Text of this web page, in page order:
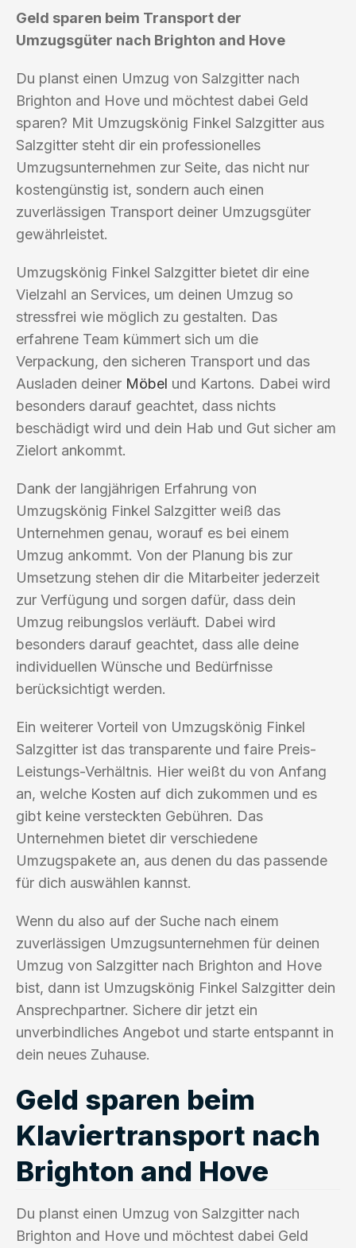
Geld sparen beim Transport der
Umzugsgüter nach Brighton and Hove
Du planst einen Umzug von Salzgitter nach
Brighton and Hove und möchtest dabei Geld
sparen? Mit Umzugskönig Finkel Salzgitter aus
Salzgitter steht dir ein professionelles
Umzugsunternehmen zur Seite, das nicht nur
kostengünstig ist, sondern auch einen
zuverlässigen Transport deiner Umzugsgüter
gewährleistet.
Umzugskönig Finkel Salzgitter bietet dir eine
Vielzahl an Services, um deinen Umzug so
stressfrei wie möglich zu gestalten. Das
erfahrene Team kümmert sich um die
Verpackung, den sicheren Transport und das
Ausladen deiner Möbel und Kartons. Dabei wird
besonders darauf geachtet, dass nichts
beschädigt wird und dein Hab und Gut sicher am
Zielort ankommt.
Dank der langjährigen Erfahrung von
Umzugskönig Finkel Salzgitter weiß das
Unternehmen genau, worauf es bei einem
Umzug ankommt. Von der Planung bis zur
Umsetzung stehen dir die Mitarbeiter jederzeit
zur Verfügung und sorgen dafür, dass dein
Umzug reibungslos verläuft. Dabei wird
besonders darauf geachtet, dass alle deine
individuellen Wünsche und Bedürfnisse
berücksichtigt werden.
Ein weiterer Vorteil von Umzugskönig Finkel
Salzgitter ist das transparente und faire Preis-
Leistungs-Verhältnis. Hier weißt du von Anfang
an, welche Kosten auf dich zukommen und es
gibt keine versteckten Gebühren. Das
Unternehmen bietet dir verschiedene
Umzugspakete an, aus denen du das passende
für dich auswählen kannst.
Wenn du also auf der Suche nach einem
zuverlässigen Umzugsunternehmen für deinen
Umzug von Salzgitter nach Brighton and Hove
bist, dann ist Umzugskönig Finkel Salzgitter dein
Ansprechpartner. Sichere dir jetzt ein
unverbindliches Angebot und starte entspannt in
dein neues Zuhause.
Geld sparen beim
Klaviertransport nach
Brighton and Hove
Du planst einen Umzug von Salzgitter nach
Brighton and Hove und möchtest dabei Geld